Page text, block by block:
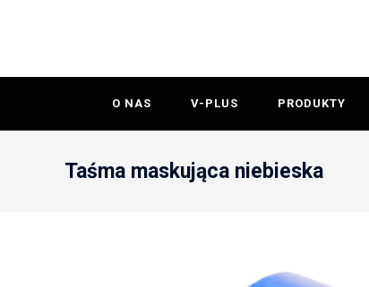
O NAS V-PLUS PRODUKTY
Taśma maskująca niebieska